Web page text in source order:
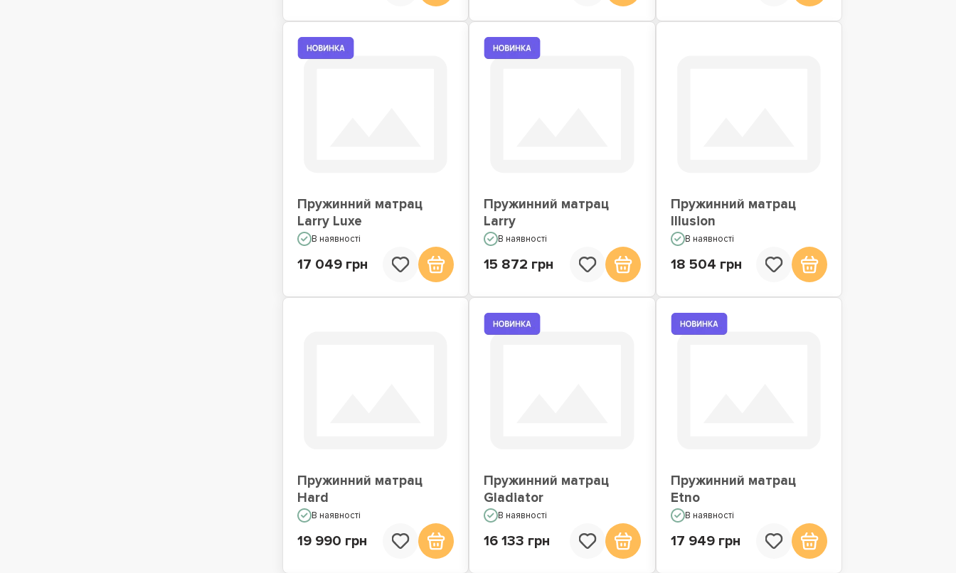
Пружинний матрац
Larry Luxe
В наявності
17 049 грн
Пружинний матрац
Larry
В наявності
15 872 грн
Пружинний матрац
Illusion
В наявності
18 504 грн
Пружинний матрац
Hard
В наявності
19 990 грн
Пружинний матрац
Gladiator
В наявності
16 133 грн
Пружинний матрац
Etno
В наявності
17 949 грн